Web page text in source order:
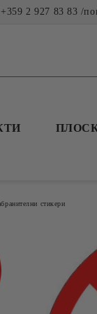
+359 2 927 83 83 /
стикери